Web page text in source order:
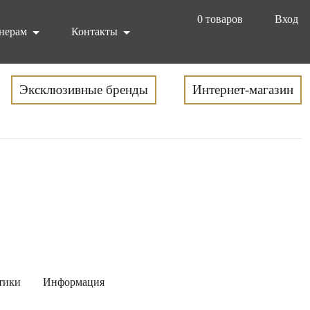
0 товаров
Вход
Контакты
Эксклюзивные бренды Интернет-магазин
Информация